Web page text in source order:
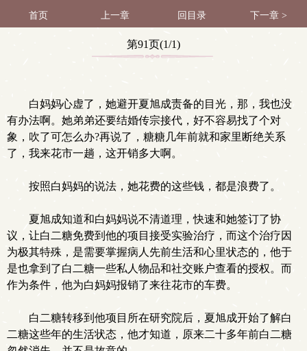
首页 上一章 回目录 下一章 >
第91页(1/1)
白妈妈心虚了，她避开夏旭成责备的目光，那，我也没
有办法啊。她弟弟还要结婚传宗接代，好不容易找了个对
象，吹了可怎么办?再说了，糖糖几年前就和家里断绝关系
了，我来花市一趟，这开销多大啊。
按照白妈妈的说法，她花费的这些钱，都是浪费了。
夏旭成知道和白妈妈说不清道理，快速和她签订了协
议，让白二糖免费到他的项目接受实验治疗，而这个治疗因
为极其特殊，是需要掌握病人先前生活和心里状态的，他于
是也拿到了白二糖一些私人物品和社交账户查看的授权。而
作为条件，他为白妈妈报销了来往花市的车费。
白二糖转移到他项目所在研究院后，夏旭成开始了解白
二糖这些年的生活状态，他才知道，原来二十多年前白二糖